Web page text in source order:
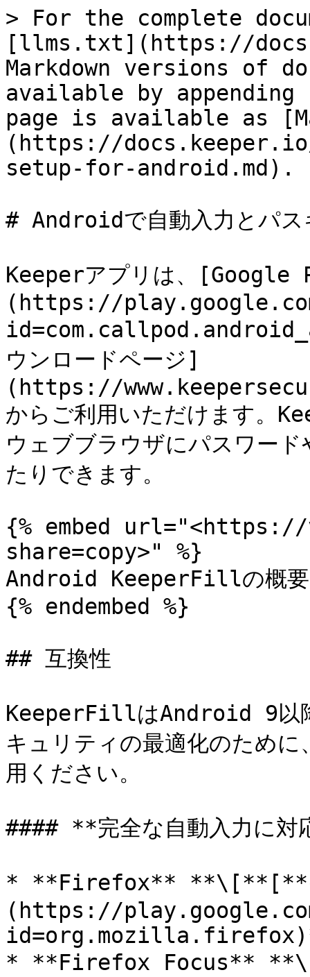
> For the complete
[llms.txt](https://
Markdown versions of
available by
page is available as
(https://
setup-for-android.md).
# Androidで自動入力とパス
Keeperアプリは、[Google
(https://
ウンロードページ]
(https://
からご利用いただけます。
ウェブブラウザにパスワー
たりできます。
{% embed url="<https://
share=copy>" %}
Android KeeperFillの概要
{% endembed %}
## 互換性
KeeperFillはAndroid 9以降
キュリティの最適化のため
用ください。
#### **完全な自動入力に対
* **Firefox** **\[**[**イ
(https://
* **Firefox Focus**